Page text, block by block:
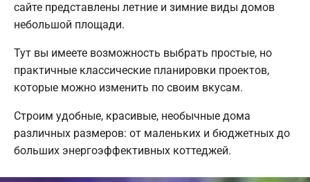
сайте представлены летние и зимние виды домов
небольшой площади.
Тут вы имеете возможность выбрать простые, но
практичные классические планировки проектов,
которые можно изменить по своим вкусам.
Строим удобные, красивые, необычные дома
различных размеров: от маленьких и бюджетных до
больших энергоэффективных коттеджей.